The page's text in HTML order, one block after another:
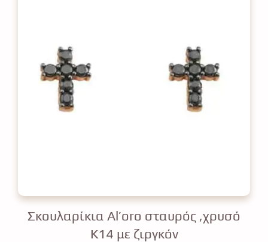
Σκουλαρίκια Al’oro σταυρός ,χρυσό
Κ14 με ζιργκόν